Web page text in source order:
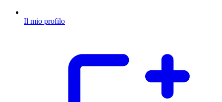
Il mio profilo